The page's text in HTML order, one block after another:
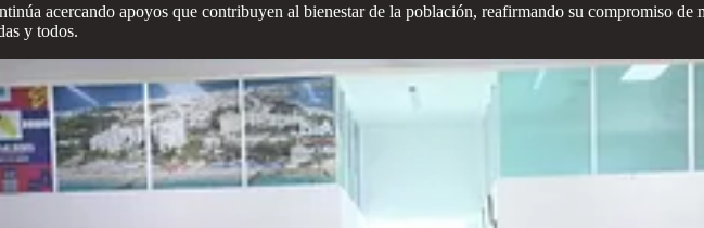
acercando apoyos que contribuyen al bienestar de la población, reafirmando su compromiso de
y todos.